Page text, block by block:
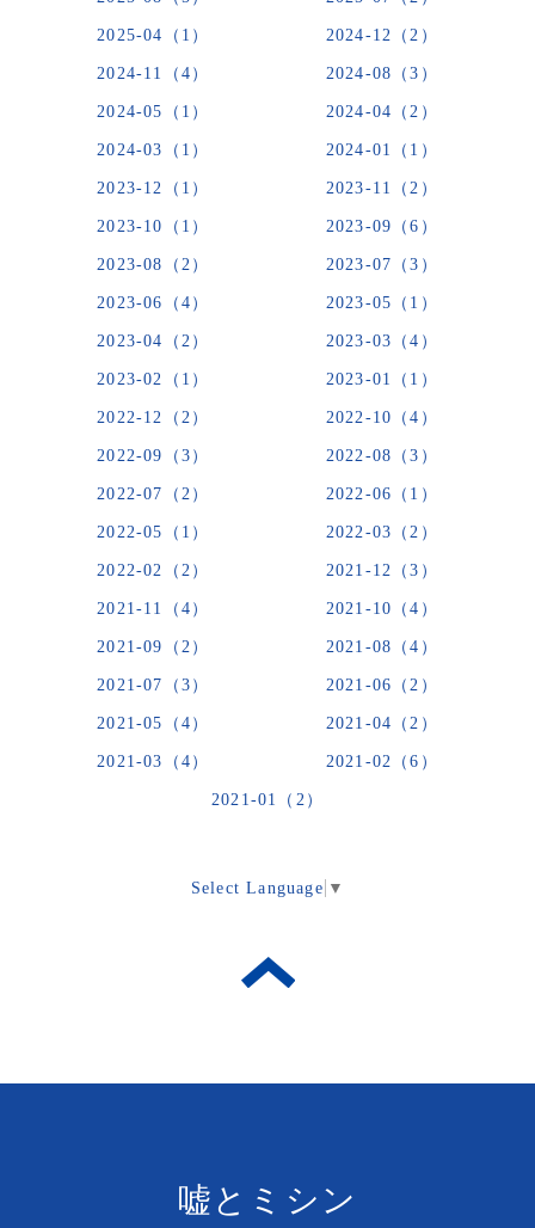
2025-04（1） 2024-12（2）
2024-11（4） 2024-08（3）
2024-05（1） 2024-04（2）
2024-03（1） 2024-01（1）
2023-12（1） 2023-11（2）
2023-10（1） 2023-09（6）
2023-08（2） 2023-07（3）
2023-06（4） 2023-05（1）
2023-04（2） 2023-03（4）
2023-02（1） 2023-01（1）
2022-12（2） 2022-10（4）
2022-09（3） 2022-08（3）
2022-07（2） 2022-06（1）
2022-05（1） 2022-03（2）
2022-02（2） 2021-12（3）
2021-11（4） 2021-10（4）
2021-09（2） 2021-08（4）
2021-07（3） 2021-06（2）
2021-05（4） 2021-04（2）
2021-03（4） 2021-02（6）
2021-01（2）
Select Language ▼
嘘とミシン